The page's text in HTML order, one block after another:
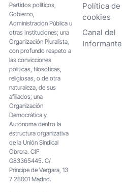
Partidos políticos,
Gobierno,
Administración Pública u
otras Instituciones; una
Organización Pluralista,
con profundo respeto a
las convicciones
políticas, filosóficas,
religiosas, o de otra
naturaleza, de sus
afiliados; una
Organización
Democrática y
Autónoma dentro la
estructura organizativa
de la Unión Sindical
Obrera. CIF
G83365445. C/
Principe de Vergara, 13
7 28001 Madrid.
Política de
cookies
Canal del
Informante